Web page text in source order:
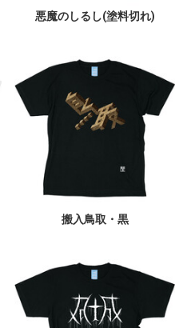
悪魔のしるし(塗料切れ)
搬入鳥取・黒